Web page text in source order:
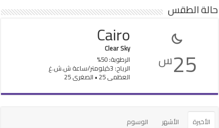
حالة الطقس
25س
Cairo
Clear Sky
الرطوبة: 50%
الرياح: 3كيلومتر/ساعة ش.ش.غ
العظمى 25 • الصغرى 25
الأخيرة الأشهر
الوسوم